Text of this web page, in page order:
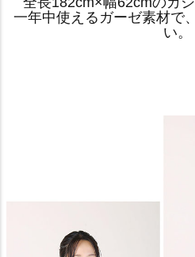
一年中使えるガーゼ素材で
い。